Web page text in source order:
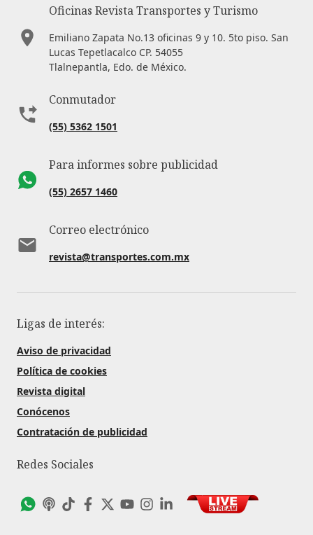
Oficinas Revista Transportes y Turismo
Emiliano Zapata No.13 oficinas 9 y 10. 5to piso. San
Lucas Tepetlacalco CP. 54055
Tlalnepantla, Edo. de México.
Conmutador
(55) 5362 1501
Para informes sobre publicidad
(55) 2657 1460
Correo electrónico
revista@transportes.com.mx
Ligas de interés:
Aviso de privacidad
Política de cookies
Revista digital
Conócenos
Contratación de publicidad
Redes Sociales